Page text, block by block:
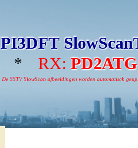
PI3DFT
*
RX: PD2ATG
De SSTV SlowScan afbeeldingen worden automatisch